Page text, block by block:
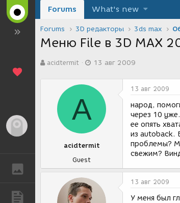
ГАЛЕРЕЯ
ПУБЛИКАЦИИ
Forums What's new
Forums 3D редакторы 3ds max
Меню File в 3D MAX
в
acidtermit
а
а
и
13 авг 2009
A
acidtermit
Guest
13 авг 2009
народ,
через 10
ее опять
из autoback.
проблемы?
свежим?
13 авг 2009
У меня был